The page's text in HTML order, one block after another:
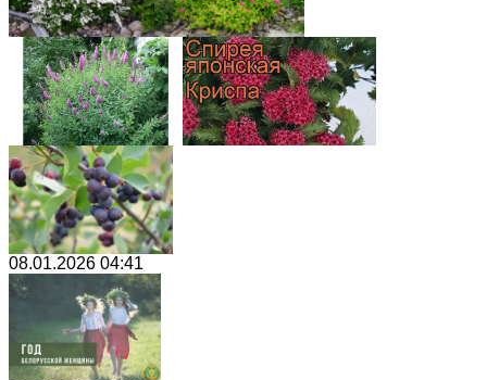
08.01.2026 04:41